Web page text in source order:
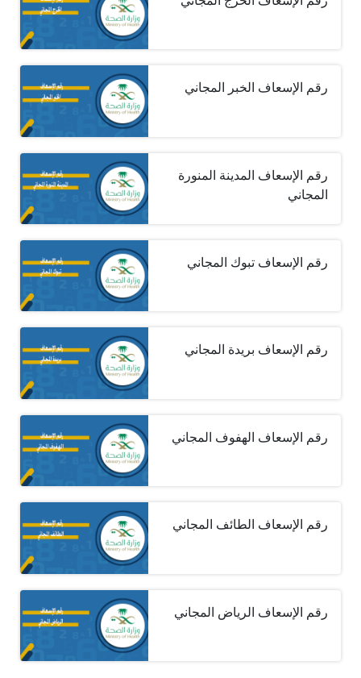
رقم الإسعاف الخبر المجاني
رقم الإسعاف المدينة المنورة
المجاني
رقم الإسعاف تبوك المجاني
رقم الإسعاف بريدة المجاني
رقم الإسعاف الهفوف المجاني
رقم الإسعاف الطائف المجاني
رقم الإسعاف الرياض المجاني